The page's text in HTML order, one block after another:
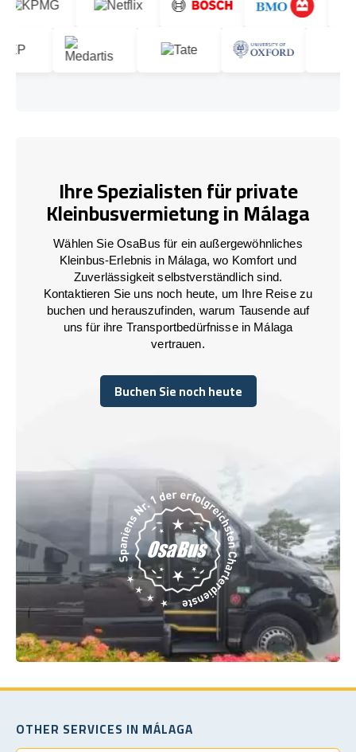
Ihre Spezialisten für private
Kleinbusvermietung in Málaga
Wählen Sie OsaBus für ein außergewöhnliches
Kleinbus-Erlebnis in Málaga, wo Komfort und
Zuverlässigkeit selbstverständlich sind.
Kontaktieren Sie uns noch heute, um Ihre Reise zu
buchen und herauszufinden, warum Tausende auf
uns für ihre Transportbedürfnisse in Málaga
vertrauen.
Buchen Sie noch heute
Buchen Sie noch heute
OTHER SERVICES IN MÁLAGA